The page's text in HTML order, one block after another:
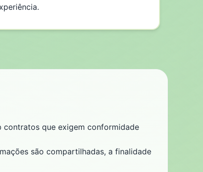
contratos que exigem conformidade
são compartilhadas, a finalidade